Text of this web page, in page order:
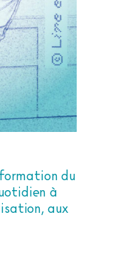
du
à
aux